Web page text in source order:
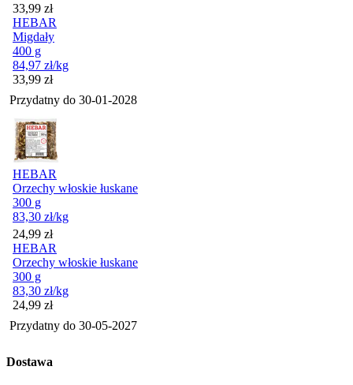
Cena
33,99 zł
HEBAR
Migdały
400 g
84,97 zł/kg
Cena
33,99 zł
Przydatny do 30-01-2028
HEBAR
Orzechy włoskie łuskane
300 g
83,30 zł/kg
Cena
24,99 zł
HEBAR
Orzechy włoskie łuskane
300 g
83,30 zł/kg
Cena
24,99 zł
Przydatny do 30-05-2027
Dostawa